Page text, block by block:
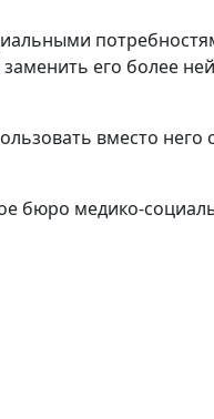
его более
вместо
бюро медико-